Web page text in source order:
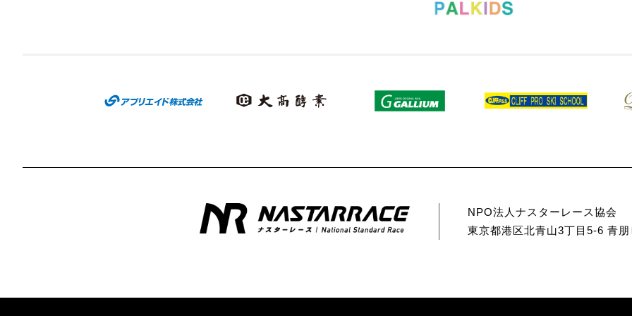
NPO法人ナスターレース協会
東京都港区北⻘⼭3丁目5-6 ⻘